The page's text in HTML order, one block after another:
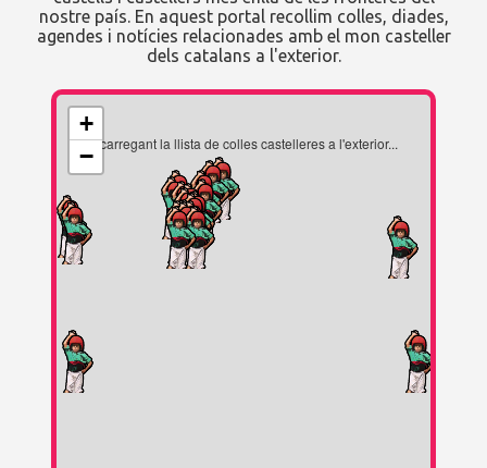
nostre país. En aquest portal recollim colles, diades,
agendes i notícies relacionades amb el mon casteller
dels catalans a l'exterior.
...carregant la llista de colles castelleres a l'exterior...
+
−